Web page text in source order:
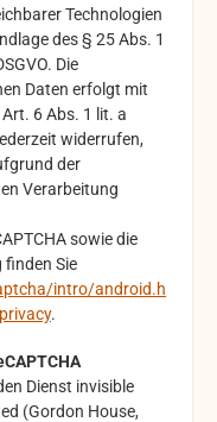
Technologien
des § 25 Abs. 1
Die
Daten erfolgt mit
6 Abs. 1 lit. a
widerrufen,
der
Verarbeitung
sowie die
Sie
intro/android.h
.
Dienst invisible
(Gordon House,